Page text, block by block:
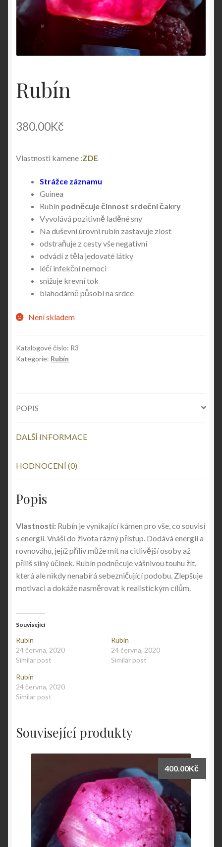
Rubín
380.00Kč
Vlastnosti kamene :ZDE
Strážce záznamu
Guinea
Rubín podněcuje činnost srdeční čakry
Vyvolává pozitivně laděné sny
Na duševní úrovni rubín zastavuje zlost
odstraňuje z cesty vše negativní
odvádí z těla jedovaté látky
léčí infekční nemoci
snižuje krevní tok
blahodárně působí na srdce
Není skladem
Katalogové číslo: R3
Kategorie: Rubín
POPIS
DALŠÍ INFORMACE
HODNOCENÍ (0)
Popis
Vlastnosti: Rubín je vynikající kámen pro vše, co souvisí
s energií. Vnáší do života rázný přístup. Dodává energii a
rovnováhu, jejíž příliv může mít na citlivější osoby až
příliš silný účinek. Rubín podněcuje vášnivou touhu žít,
která ale nikdy nenabírá sebezničující podobu. Zlepšuje
motivaci a dokáže nasměrovat k realistickým cílům.
Související
Rubín
24 června, 2020
Similar post
Rubín
24 června, 2020
Similar post
Rubín
24 června, 2020
Similar post
Související produkty
400.00Kč